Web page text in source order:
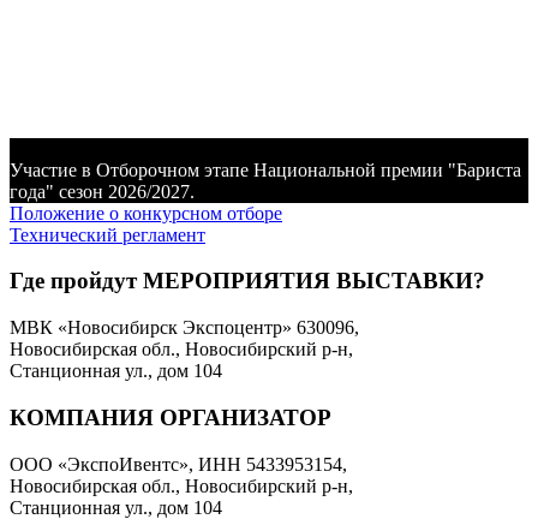
Участие в Отборочном этапе Национальной премии "Бариста
года" сезон 2026/2027.
Положение о конкурсном отборе
Технический регламент
Где пройдут МЕРОПРИЯТИЯ ВЫСТАВКИ?
МВК «Новосибирск Экспоцентр» 630096,
Новосибирская обл., Новосибирский р-н,
Станционная ул., дом 104
КОМПАНИЯ ОРГАНИЗАТОР
ООО «ЭкспоИвентс», ИНН 5433953154,
Новосибирская обл., Новосибирский р-н,
Станционная ул., дом 104